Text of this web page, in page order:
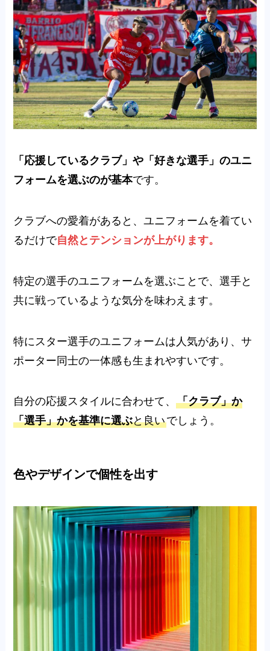
「 応援しているクラブ」や「好きな選手」のユニ
フォームを選ぶのが基本です。
クラブへの愛着があると、ユニフォームを着てい
るだけで自然とテンションが上がります。
特定の選手のユニフォームを選ぶことで、選手と
共に戦っているような気分を味わえます。
特にスター選手のユニフォームは人気があり、サ
ポーター同士の一体感も生まれやすいです。
自分の応援スタイルに合わせて、「クラブ」か
「選手」かを基準に選ぶと良いでしょう。
色やデザインで個性を出す